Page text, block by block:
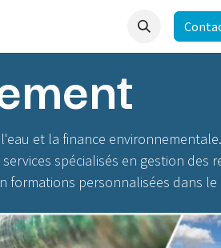
et la finance environnementale.
spécialisés en gestion des
personnalisées dans le